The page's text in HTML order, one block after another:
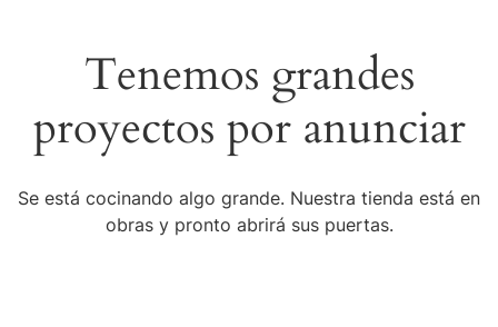
Tenemos grandes
proyectos por anunciar
Se está cocinando algo grande. Nuestra tienda está en
obras y pronto abrirá sus puertas.